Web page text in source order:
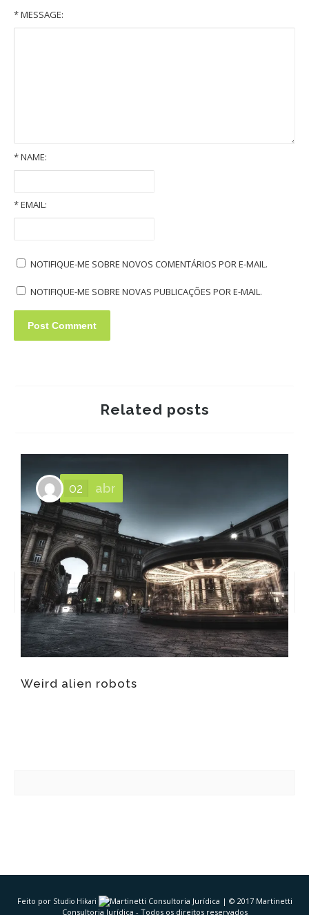
* MESSAGE:
*NAME:
*EMAIL:
NOTIFIQUE-ME SOBRE NOVOS COMENTÁRIOS POR E-MAIL.
NOTIFIQUE-ME SOBRE NOVAS PUBLICAÇÕES POR E-MAIL.
Related posts
Weird alien robots
02 abr
Feito por Studio Hikari
| © 2017 Martinetti
Consultoria Jurídica - Todos os direitos reservados